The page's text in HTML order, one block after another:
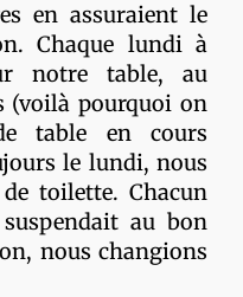
en assuraient le
Chaque lundi à
notre table, au
(voilà pourquoi on
table en cours
le lundi, nous
toilette. Chacun
au bon
nous changions